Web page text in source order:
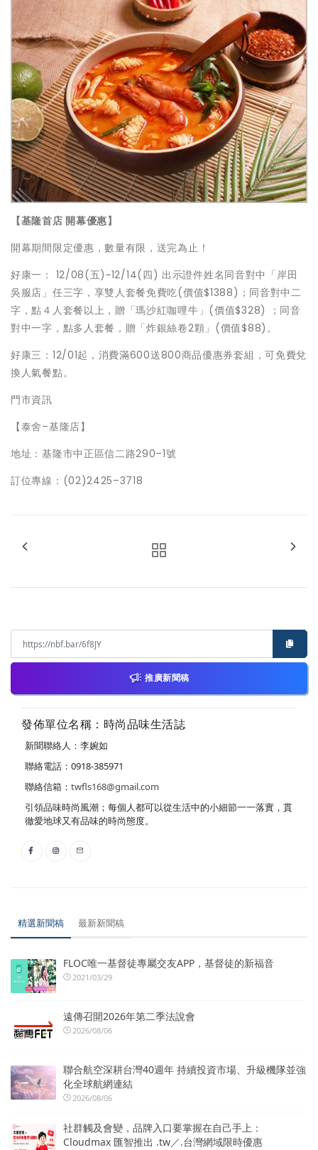
【基隆首店 開幕優惠】
開幕期間限定優惠，數量有限，送完為止！
好康一： 12/08(五)~12/14(四) 出示證件姓名同音對中「岸田
吳服店」任三字，享雙人套餐免費吃(價值$1388)；同音對中二
字，點４人套餐以上，贈「瑪沙紅咖哩牛」(價值$328) ；同音
對中一字，點多人套餐，贈「炸銀絲卷2顆」(價值$88)。
好康三：12/01起，消費滿600送800商品優惠券套組，可免費兌
換人氣餐點。
門市資訊
【泰舍–基隆店】
地址：基隆市中正區信二路290–1號
訂位專線：(02)2425–3718
推廣新聞稿
發佈單位名稱：時尚品味生活誌
新聞聯絡人：李婉如
聯絡電話：0918-385971
聯絡信箱： twfls168@gmail.com
引領品味時尚風潮；每個人都可以從生活中的小細節一一落實，貫
徹愛地球又有品味的時尚態度。
精選新聞稿 最新新聞稿
FLOC唯一基督徒專屬交友APP，基督徒的新福音
2021/03/29
遠傳召開2026年第二季法說會
2026/08/06
聯合航空深耕台灣40週年 持續投資市場、升級機隊並強
化全球航網連結
2026/08/06
社群觸及會變，品牌入口要掌握在自己手上：
Cloudmax 匯智推出 .tw／.台灣網域限時優惠